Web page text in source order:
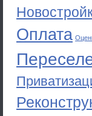
Оплата